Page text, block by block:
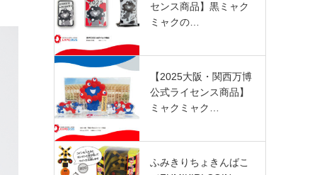
センス商品】黒ミャク
ミャクの…
【2025大阪・関西万博
公式ライセンス商品】
ミャクミャク…
ふみきりちょきんばこ